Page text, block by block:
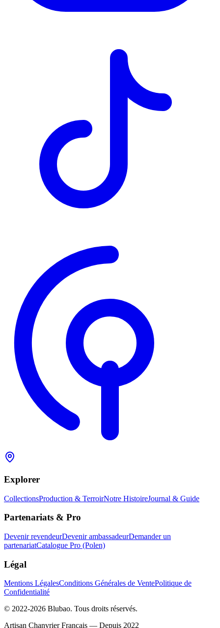
Explorer
CollectionsProduction & TerroirNotre HistoireJournal & Guide
Partenariats & Pro
Devenir revendeurDevenir ambassadeurDemander un
partenariatCatalogue Pro (Polen)
Légal
Mentions LégalesConditions Générales de VentePolitique de
Confidentialité
© 2022-2026 Blubao. Tous droits réservés.
Artisan Chanvrier Français — Depuis 2022